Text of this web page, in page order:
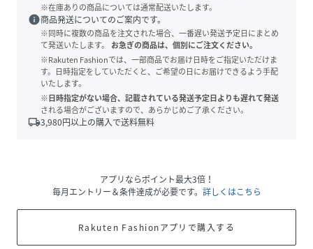
※在庫ありの商品については通常配送いたします。
info商品発送についてのご案内です。
※同時に複数の商品を注文された場合、一番遅い発送予定日にまとめ
て発送いたします。
お急ぎの商品は、個別にご注文ください。
※Rakuten Fashionでは、一部商品でお届け日時をご指定いただけま
す。日時指定をしていただくと、ご希望の日にお届けできるよう手配
いたします。
※日時指定がない場合、記載されている発送予定日よりも遅れて発送
される場合がございますので、あらかじめご了承ください。
local_shipping3,980円以上の購入で送料無料
アプリならポイント最大3倍！
毎月エントリー＆条件達成が必要です。 詳しくはこちら
Rakuten Fashionアプリで購入する